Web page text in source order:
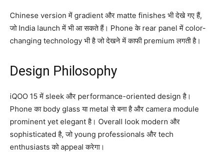
Chinese version में gradient और matte finishes भी देखे गए हैं,
जो India launch में भी आ सकते हैं। Phone के rear panel में color-
changing technology भी है जो देखने में काफी premium लगती है।
Design Philosophy
iQOO 15 में sleek और performance-oriented design है।
Phone का body glass या metal से बना है और camera module
prominent yet elegant है। Overall look modern और
sophisticated है, जो young professionals और tech
enthusiasts को appeal करेगा।